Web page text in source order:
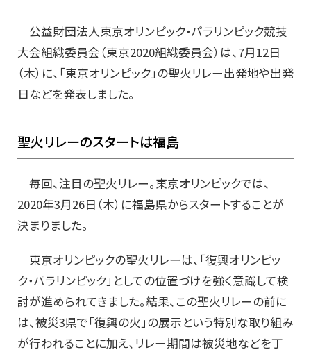
公益財団法人東京オリンピック・パラリンピック競技
大会組織委員会（東京2020組織委員会）は、7月12日
（木）に、「東京オリンピック」の聖火リレー出発地や出発
日などを発表しました。
聖火リレーのスタートは福島
毎回、注目の聖火リレー。東京オリンピックでは、
2020年3月26日（木）に福島県からスタートすることが
決まりました。
東京オリンピックの聖火リレーは、「復興オリンピッ
ク・パラリンピック」としての位置づけを強く意識して検
討が進められてきました。結果、この聖火リレーの前に
は、被災3県で「復興の火」の展示という特別な取り組み
が行われることに加え、リレー期間は被災地などを丁